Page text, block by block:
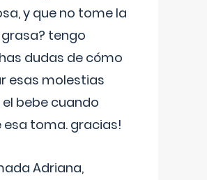
y que no tome la
tengo
dudas de cómo
esas molestias
bebe cuando
esa toma. gracias!
Adriana,